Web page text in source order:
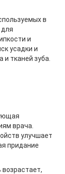
в
для
и
усадки и
тканей зуба.
врача.
улучшает
придание